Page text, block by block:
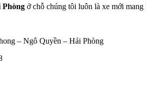
Phòng ở chỗ chúng tôi luôn là xe mới
– Ngô Quyền – Hải Phòng